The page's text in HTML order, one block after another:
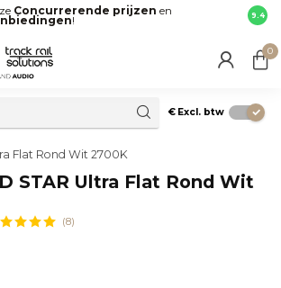
Concurrerende prijzen en
! direct
9.4
0
€ Excl. btw
Flat Rond Wit 2700K
STAR Ultra Flat Rond Wit
(8)